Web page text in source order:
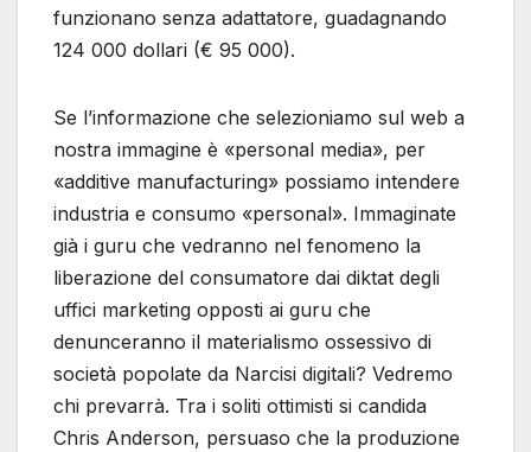
funzionano senza adattatore, guadagnando
124 000 dollari (€ 95 000).
Se l’informazione che selezioniamo sul web a
nostra immagine è «personal media», per
«additive manufacturing» possiamo intendere
industria e consumo «personal». Immaginate
già i guru che vedranno nel fenomeno la
liberazione del consumatore dai diktat degli
uffici marketing opposti ai guru che
denunceranno il materialismo ossessivo di
società popolate da Narcisi digitali? Vedremo
chi prevarrà. Tra i soliti ottimisti si candida
Chris Anderson, persuaso che la produzione